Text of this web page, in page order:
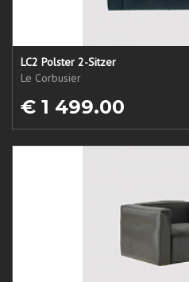
LC2 Polster 2-Sitzer
Le Corbusier
€ 1 499.00